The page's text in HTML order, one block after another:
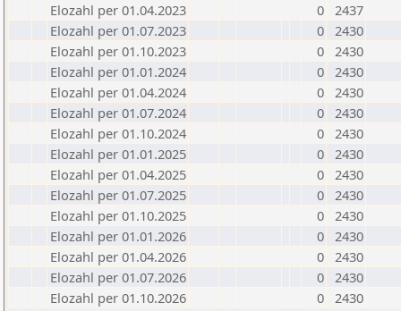
Elozahl per 01.04.2023
0 2437
Elozahl per 01.07.2023
0 2430
Elozahl per 01.10.2023
0 2430
Elozahl per 01.01.2024
0 2430
Elozahl per 01.04.2024
0 2430
Elozahl per 01.07.2024
0 2430
Elozahl per 01.10.2024
0 2430
Elozahl per 01.01.2025
0 2430
Elozahl per 01.04.2025
0 2430
Elozahl per 01.07.2025
0 2430
Elozahl per 01.10.2025
0 2430
Elozahl per 01.01.2026
0 2430
Elozahl per 01.04.2026
0 2430
Elozahl per 01.07.2026
0 2430
Elozahl per 01.10.2026
0 2430